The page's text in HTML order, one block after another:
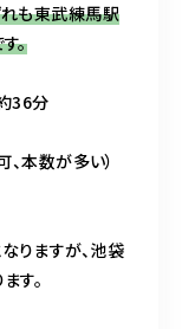
れも東武練馬駅
。
36分
本数が多い）
りますが、池袋
す。